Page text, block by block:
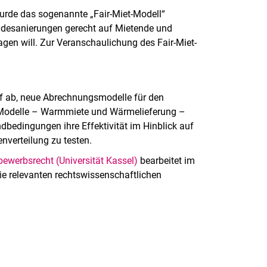
das sogenannte „Fair-Miet-Modell“
gerecht auf Mietende und
will. Zur Veranschaulichung des Fair-Miet-
neue Abrechnungsmodelle für den
– Warmmiete und Wärmelieferung –
ihre Effektivität im Hinblick auf
zu testen.
(Universität Kassel) bearbeitet im
relevanten rechtswissenschaftlichen
Link, öffnet neues Fenster)
(externer Link, öffnet neues Fenster)